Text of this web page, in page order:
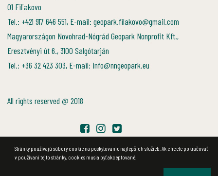
01 Fiľakovo
Tel.: +421 917 646 551, E-mail: geopark.filakovo@gmail.com
Magyarországon Novohrad-Nógrád Geopark Nonprofit Kft.,
Eresztvényi út 6., 3100 Salgótarján
Tel.: +36 32 423 303, E-mail: info@nngeopark.eu
All rights reserved @ 2018
Stránky používajú súbory cookie na poskytovanie najlepších služieb. Ak chcete pokračovať
v používaní tejto stránky, cookies musia byť akceptované.